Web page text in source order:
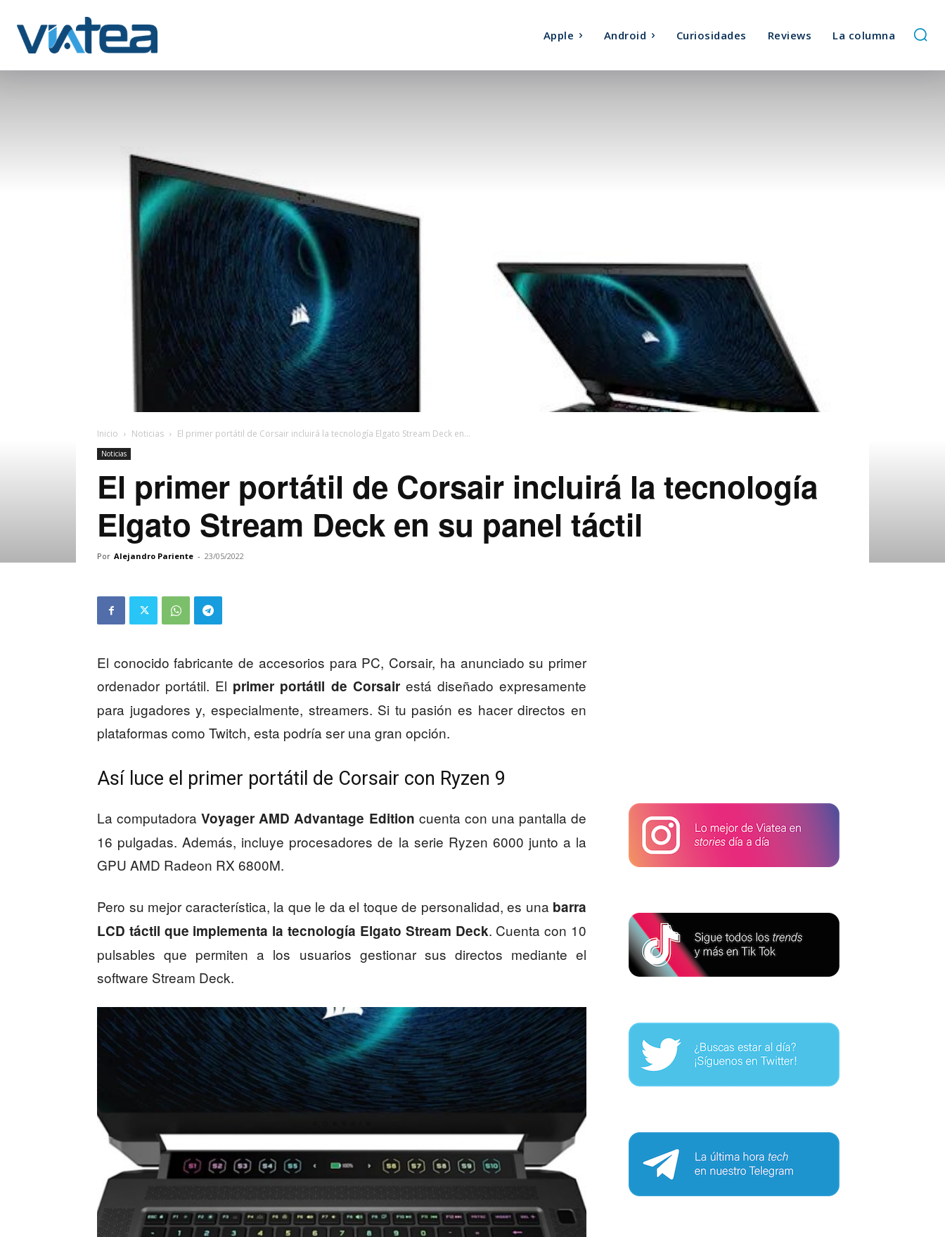
Apple Android Curiosidades Reviews La columna
Inicio Noticias El primer portátil de Corsair incluirá la tecnología Elgato Stream Deck en...
Noticias
El primer portátil de Corsair incluirá la tecnología
Elgato Stream Deck en su panel táctil
Por Alejandro Pariente - 23/05/2022
El conocido fabricante de accesorios para PC, Corsair, ha anunciado su primer
ordenador portátil. El primer portátil de Corsairestá diseñado expresamente
para jugadores y, especialmente, streamers. Si tu pasión es hacer directos en
plataformas como Twitch, esta podría ser una gran opción.
Así luce el primer portátil de Corsair con Ryzen 9
La computadoraVoyager AMD Advantage Edition cuenta con una pantalla de
16 pulgadas. Además, incluye procesadores de la serie Ryzen 6000 junto a la
GPU AMD Radeon RX 6800M.
Pero su mejor característica, la que le da el toque de personalidad, es una barra
LCD táctil que implementa la tecnología Elgato Stream Deck. Cuenta con 10
pulsables que permiten a los usuarios gestionar sus directos mediante el
software Stream Deck.